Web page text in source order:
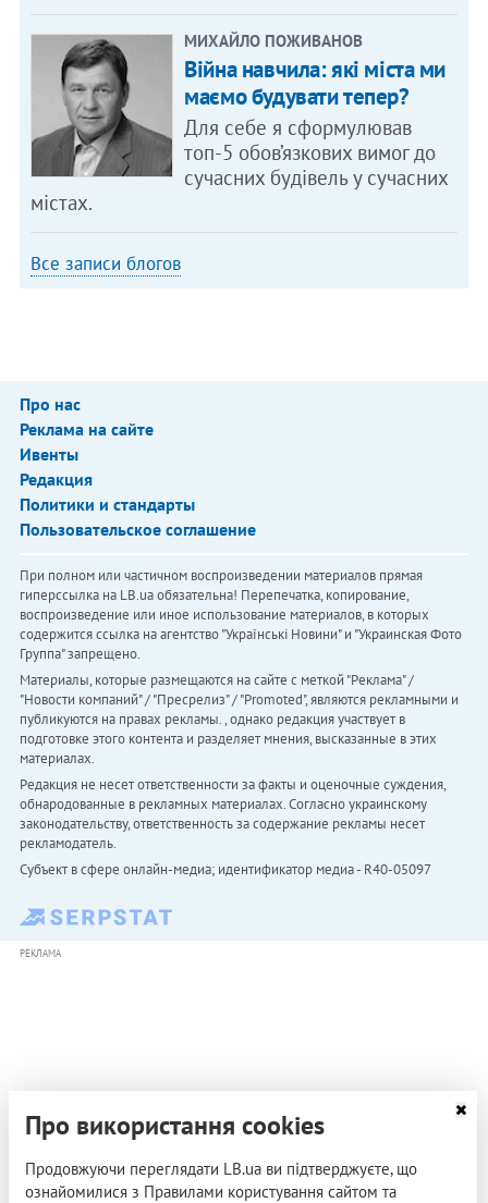
МИХАЙЛО ПОЖИВАНОВ
Війна навчила: які міста ми
маємо будувати тепер?
Для себе я сформулював
топ-5 обов’язкових вимог до
сучасних будівель у сучасних
містах.
Все записи блогов
Про нас
Реклама на сайте
Ивенты
Редакция
Политики и стандарты
Пользовательское соглашение
При полном или частичном воспроизведении материалов прямая
гиперссылка на LB.ua обязательна! Перепечатка, копирование,
воспроизведение или иное использование материалов, в которых
содержится ссылка на агентство "Українськi Новини" и "Украинская Фото
Группа" запрещено.
Материалы, которые размещаются на сайте с меткой "Реклама" /
"Новости компаний" / "Пресрелиз" / "Promoted", являются рекламными и
публикуются на правах рекламы. , однако редакция участвует в
подготовке этого контента и разделяет мнения, высказанные в этих
материалах.
Редакция не несет ответственности за факты и оценочные суждения,
обнародованные в рекламных материалах. Согласно украинскому
законодательству, ответственность за содержание рекламы несет
рекламодатель.
Субъект в сфере онлайн-медиа; идентификатор медиа - R40-05097
РЕКЛАМА
Про використання cookies
Продовжуючи переглядати LB.ua ви підтверджуєте, що
ознайомилися з Правилами користування сайтом та